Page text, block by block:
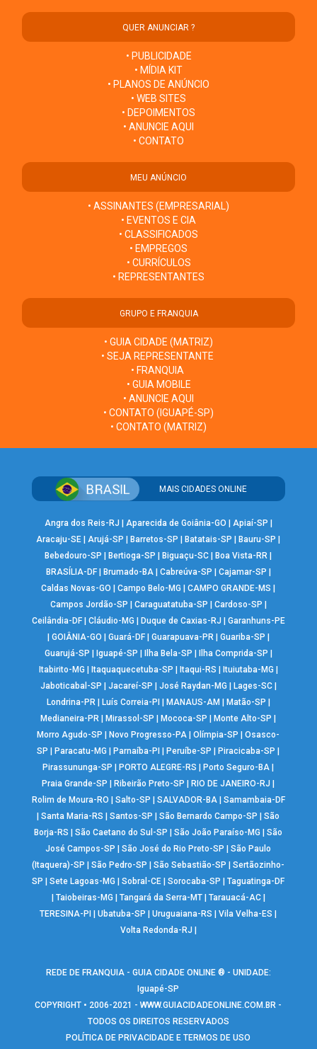
QUER ANUNCIAR ?
• PUBLICIDADE
• MÍDIA KIT
• PLANOS DE ANÚNCIO
• WEB SITES
• DEPOIMENTOS
• ANUNCIE AQUI
• CONTATO
MEU ANÚNCIO
• ASSINANTES (EMPRESARIAL)
• EVENTOS E CIA
• CLASSIFICADOS
• EMPREGOS
• CURRÍCULOS
• REPRESENTANTES
GRUPO E FRANQUIA
• GUIA CIDADE (MATRIZ)
• SEJA REPRESENTANTE
• FRANQUIA
• GUIA MOBILE
• ANUNCIE AQUI
• CONTATO (IGUAPÉ-SP)
• CONTATO (MATRIZ)
MAIS CIDADES ONLINE
Angra dos Reis-RJ Aparecida de Goiânia-GO Apiaí-SP
Aracaju-SE |Arujá-SP Barretos-SP Batatais-SP Bauru-SP
Bebedouro-SP
Bertioga-SP Biguaçu-SC Boa Vista-RR
BRASÍLIA-DF| Brumado-BA| Cabreúva-SP Cajamar-SP
Caldas Novas-GO
|Campo Belo-MG |CAMPO GRANDE-MS
Campos Jordão-SP
Caraguatatuba-SP Cardoso-SP
Ceilândia-DF| Cláudio-MG Duque de Caxias-RJ
Garanhuns-PE
GOIÂNIA-GO Guará-DF| Guarapuava-PR| Guariba-SP
Guarujá-SP
Iguapé-SP Ilha Bela-SP Ilha Comprida-SP
Itabirito-MG
Itaquaquecetuba-SP Itaqui-RS Ituiutaba-MG
Jaboticabal-SP
Jacareí-SP José Raydan-MG Lages-SC|
Londrina-PR| Luís Correia-PI MANAUS-AM Matão-SP
Medianeira-PR
Mirassol-SP Mococa-SP Monte Alto-SP
Morro Agudo-SP
Novo Progresso-PA |Olímpia-SP |Osasco-
SP
Paracatu-MG Parnaíba-PI Peruíbe-SP Piracicaba-SP
Pirassununga-SP
PORTO ALEGRE-RS Porto Seguro-BA
Praia Grande-SP
Ribeirão Preto-SP RIO DE JANEIRO-RJ
Rolim de Moura-RO
Salto-SP SALVADOR-BA| Samambaia-DF
|Santa Maria-RS |Santos-SP |São Bernardo Campo-SP |São
Borja-RS
|São Caetano do Sul-SP |São João Paraíso-MG |São
José Campos-SP
|São José do Rio Preto-SP |São Paulo
(Itaquera)-SP
|São Pedro-SP |São Sebastião-SP |Sertãozinho-
SP
|Sete Lagoas-MG |Sobral-CE |Sorocaba-SP |Taguatinga-DF
Taiobeiras-MG Tangará da Serra-MT| Tarauacá-AC|
TERESINA-PI
|Ubatuba-SP |Uruguaiana-RS |Vila Velha-ES
Volta Redonda-RJ
REDE DE FRANQUIA - GUIA CIDADE ONLINE ® - UNIDADE:
Iguapé-SP
COPYRIGHT • 2006-2021 -WWW.GUIACIDADEONLINE.COM.BR -
TODOS OS DIREITOS RESERVADOS
POLÍTICA DE PRIVACIDADE E TERMOS DE USO